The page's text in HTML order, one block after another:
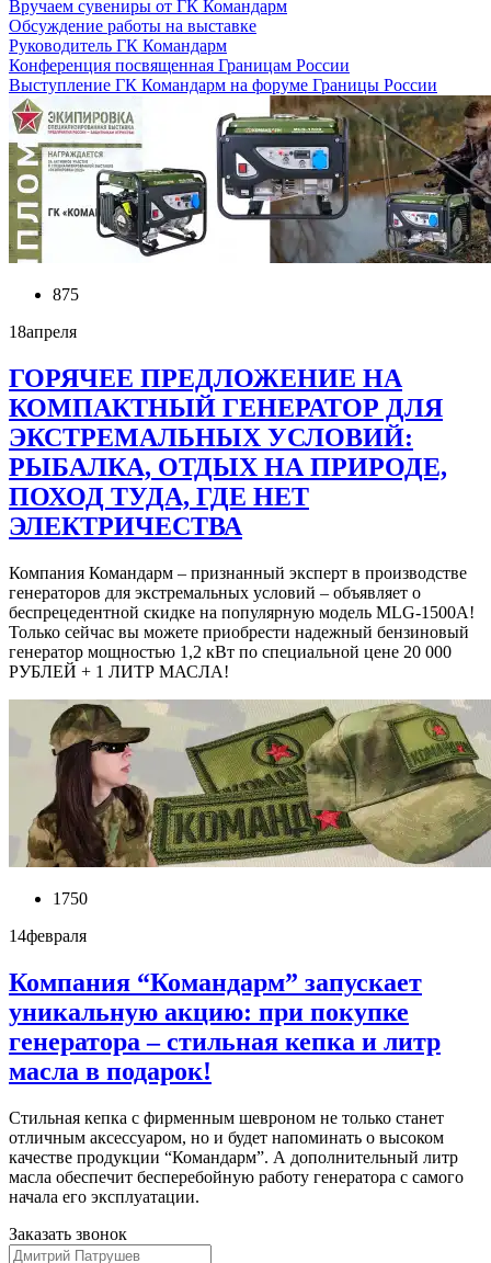
Вручаем сувениры от ГК Командарм
Обсуждение работы на выставке
Руководитель ГК Командарм
Конференция посвященная Границам России
Выступление ГК Командарм на форуме Границы России
875
18апреля
ГОРЯЧЕЕ ПРЕДЛОЖЕНИЕ НА
КОМПАКТНЫЙ ГЕНЕРАТОР ДЛЯ
ЭКСТРЕМАЛЬНЫХ УСЛОВИЙ:
РЫБАЛКА, ОТДЫХ НА ПРИРОДЕ,
ПОХОД ТУДА, ГДЕ НЕТ
ЭЛЕКТРИЧЕСТВА
Компания Командарм – признанный эксперт в производстве
генераторов для экстремальных условий – объявляет о
беспрецедентной скидке на популярную модель MLG-1500A!
Только сейчас вы можете приобрести надежный бензиновый
генератор мощностью 1,2 кВт по специальной цене 20 000
РУБЛЕЙ + 1 ЛИТР МАСЛА!
1750
14февраля
Компания “Командарм” запускает
уникальную акцию: при покупке
генератора – стильная кепка и литр
масла в подарок!
Стильная кепка с фирменным шевроном не только станет
отличным аксессуаром, но и будет напоминать о высоком
качестве продукции “Командарм”. А дополнительный литр
масла обеспечит бесперебойную работу генератора с самого
начала его эксплуатации.
Заказать звонок